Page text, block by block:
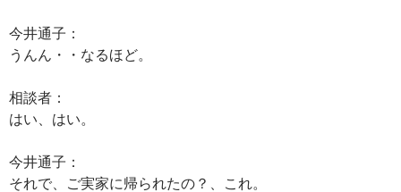
今井通子：
うんん・・なるほど。
相談者：
はい、はい。
今井通子：
それで、ご実家に帰られたの？、これ。